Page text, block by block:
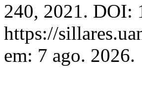
240, 2021. DOI:
https://
em: 7 ago. 2026.